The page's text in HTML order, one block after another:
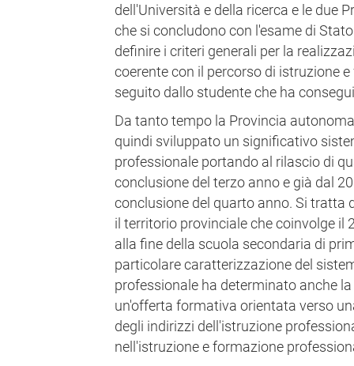
dell'Università e della ricerca e le due
che si concludono con l'esame di
definire i criteri generali per la
coerente con il percorso di istruzione
seguito dallo studente che ha
Da tanto tempo la Provincia
quindi sviluppato un significativo
professionale portando al rilascio di
conclusione del terzo anno e già dal
conclusione del quarto anno. Si
il territorio provinciale che coinvolge il
alla fine della scuola secondaria di
particolare caratterizzazione del
professionale ha determinato anche
un'offerta formativa orientata verso
degli indirizzi dell'istruzione
nell'istruzione e formazione